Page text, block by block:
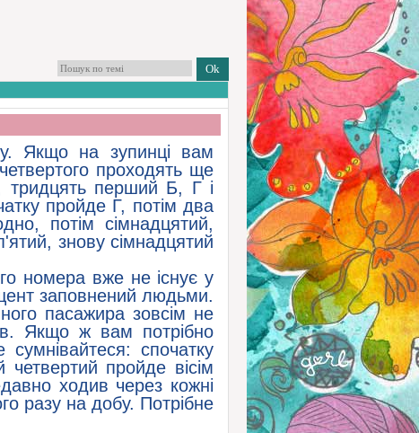
Якщо на зупинці вам
проходять ще
тридцять перший Б, Г і
пройде Г, потім два
потім сімнадцятий,
знову сімнадцятий
номера вже не існує у
заповнений людьми.
пасажира зовсім не
Якщо ж вам потрібно
спочатку
четвертий пройде вісім
ходив через кожні
разу на добу. Потрібне